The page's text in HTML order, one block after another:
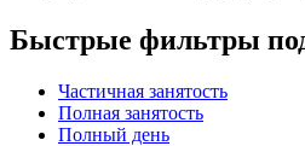
Быстрые фильтры
Частичная занятость
Полная занятость
Полный день